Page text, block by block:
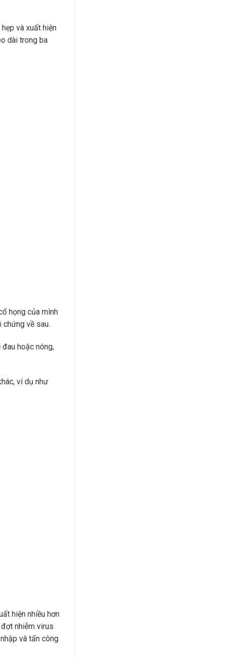
và xuất hiện
dài trong ba
họng của mình
về sau.
hoặc nóng,
ví dụ như
hiện nhiều hơn
nhiễm virus
và tấn công